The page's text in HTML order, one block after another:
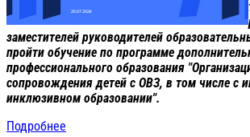
заместителей руководителей
пройти обучение по программе
профессионального образования
сопровождения детей с ОВЗ, в том числе с
инклюзивном образовании".
Подробнее